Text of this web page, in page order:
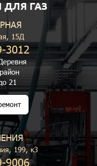
ДЛЯ ГАЗ
15Д
3012
21
199, к3
9006